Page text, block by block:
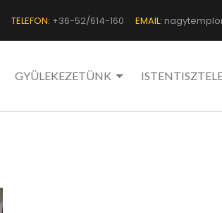
TELEFON: +36-52/614-160 EMAIL:
GYÜLEKEZETÜNK